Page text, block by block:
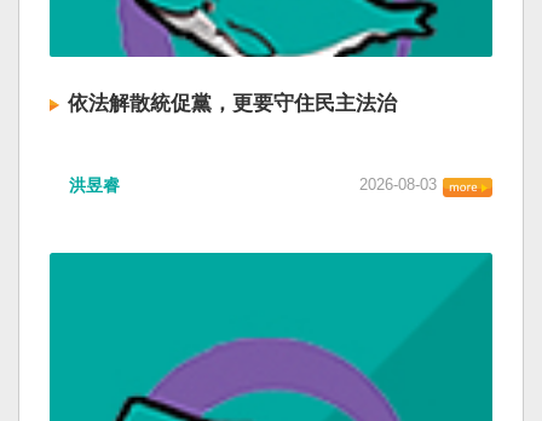
依法解散統促黨，更要守住民主法治
洪昱睿 2026-08-03